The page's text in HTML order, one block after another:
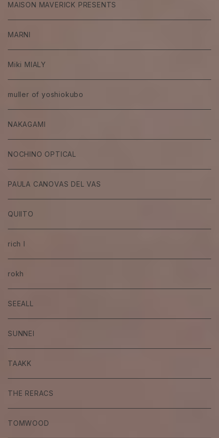
MAISON MAVERICK PRESENTS
MARNI
Miki MIALY
muller of yoshiokubo
NAKAGAMI
NOCHINO OPTICAL
PAULA CANOVAS DEL VAS
QUIITO
rich I
rokh
SEEALL
SUNNEI
TAAKK
THE RERACS
TOMWOOD